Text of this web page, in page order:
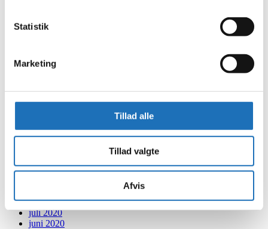
Statistik
Marketing
Tillad alle
Tillad valgte
Afvis
december 2021
september 2021
juni 2021
marts 2021
februar 2021
november 2020
august 2020
juli 2020
juni 2020